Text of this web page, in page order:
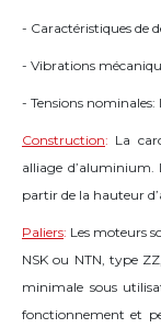
- Caractéristiques de
- Vibrations
- Tensions nominales:
Construction: La
alliage d’aluminium.
partir de la hauteur
Paliers: Les moteurs
NSK ou NTN, type
minimale sous
fonctionnement et